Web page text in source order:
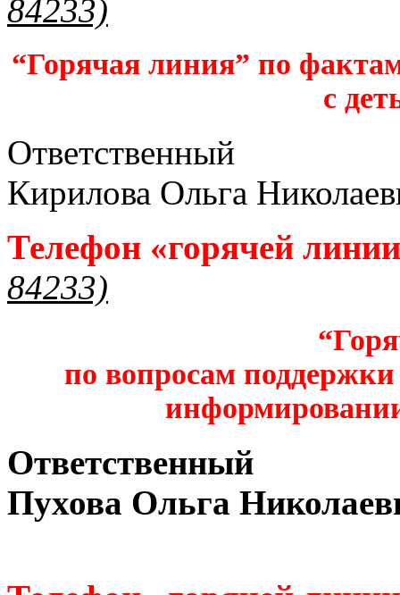
84233)
“Горячая линия” по
с
Ответственный
Кирилова Ольга
Телефон «горячей
84233)
по вопросам поддержки
Ответственный
Пухова Ольга